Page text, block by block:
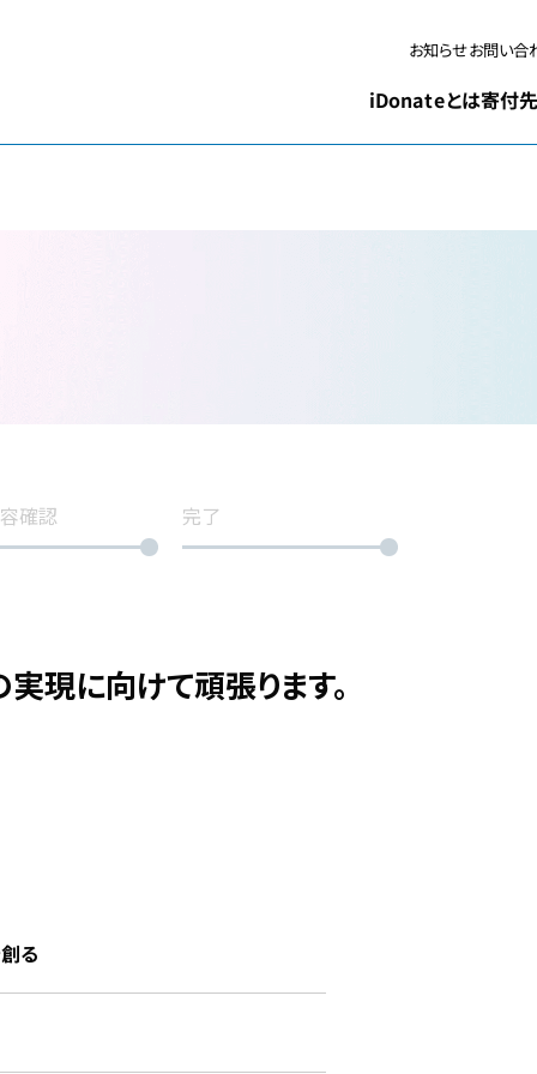
お知らせお問い合
iDonateとは寄付
確認 完了
現に向けて頑張ります。
る